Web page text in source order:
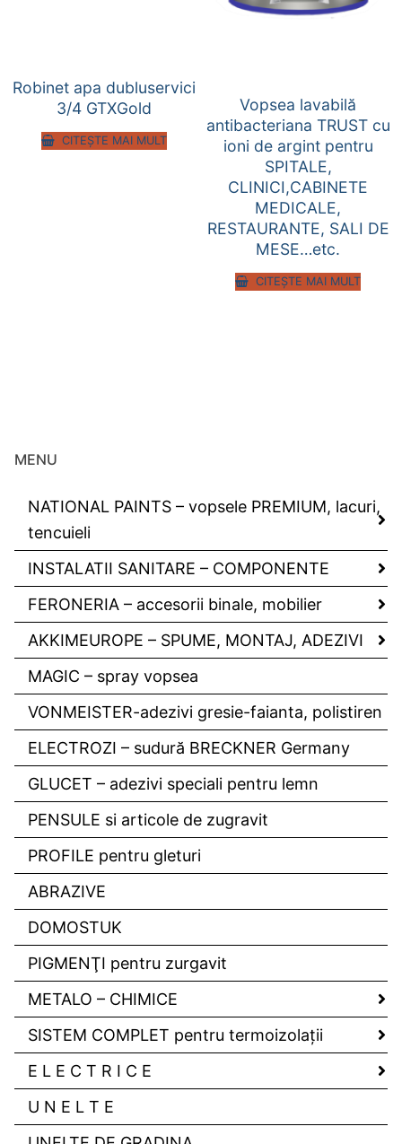
Robinet apa dubluservici
3/4 GTXGold
CITEȘTE MAI MULT
Vopsea lavabilă
antibacteriana TRUST cu
ioni de argint pentru
SPITALE,
CLINICI,CABINETE
MEDICALE,
RESTAURANTE, SALI DE
MESE…etc.
CITEȘTE MAI MULT
MENU
NATIONAL PAINTS – vopsele PREMIUM, lacuri,
tencuieli
INSTALATII SANITARE – COMPONENTE
FERONERIA – accesorii binale, mobilier
AKKIMEUROPE – SPUME, MONTAJ, ADEZIVI
MAGIC – spray vopsea
VONMEISTER-adezivi gresie-faianta, polistiren
ELECTROZI – sudură BRECKNER Germany
GLUCET – adezivi speciali pentru lemn
PENSULE si articole de zugravit
PROFILE pentru gleturi
ABRAZIVE
DOMOSTUK
PIGMENŢI pentru zurgavit
METALO – CHIMICE
SISTEM COMPLET pentru termoizolaţii
E L E C T R I C E
U N E L T E